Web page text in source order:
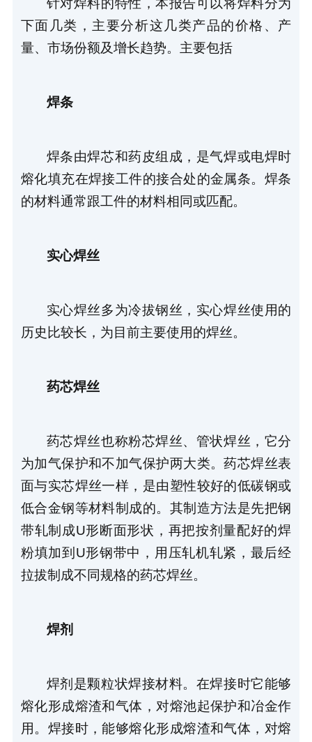
针对焊料的特性，本报告可以将焊料分为
下面几类，主要分析这几类产品的价格、产
量、市场份额及增长趋势。主要包括
焊条
焊条由焊芯和药皮组成，是气焊或电焊时
熔化填充在焊接工件的接合处的金属条。焊条
的材料通常跟工件的材料相同或匹配。
实心焊丝
实心焊丝多为冷拔钢丝，实心焊丝使用的
历史比较长，为目前主要使用的焊丝。
药芯焊丝
药芯焊丝也称粉芯焊丝、管状焊丝，它分
为加气保护和不加气保护两大类。药芯焊丝表
面与实芯焊丝一样，是由塑性较好的低碳钢或
低合金钢等材料制成的。其制造方法是先把钢
带轧制成U形断面形状，再把按剂量配好的焊
粉填加到U形钢带中，用压轧机轧紧，最后经
拉拔制成不同规格的药芯焊丝。
焊剂
焊剂是颗粒状焊接材料。在焊接时它能够
熔化形成熔渣和气体，对熔池起保护和冶金作
用。焊接时，能够熔化形成熔渣和气体，对熔